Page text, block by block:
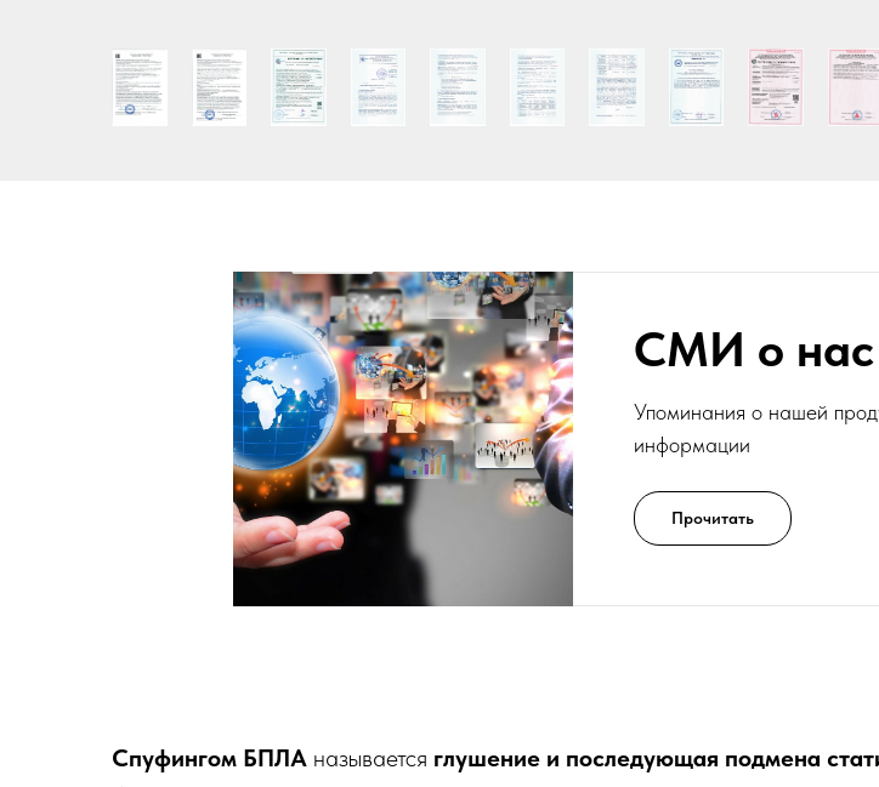
СМИ о нас
Упоминания о нашей
информации
Прочитать
Спуфингом БПЛА называется глушение и последующая подмена